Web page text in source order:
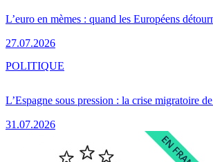
L’euro en mèmes : quand les Européens
27.07.2026
L’Espagne sous pression : la crise migratoire
31.07.2026
POLITIQUE